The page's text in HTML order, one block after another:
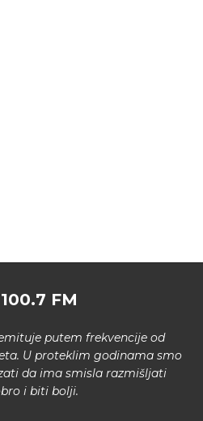
FM
putem frekvencije od
U proteklim godinama smo
da ima smisla razmišljati
i biti bolji.